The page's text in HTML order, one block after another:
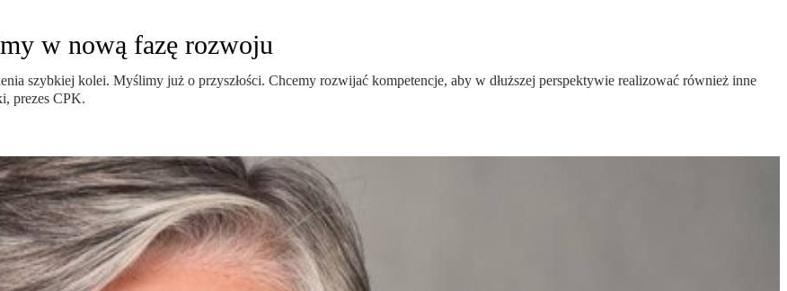
w nową fazę rozwoju
szybkiej kolei. Myślimy już o przyszłości. Chcemy rozwijać kompetencje, aby w dłuższej perspektywie realizować również inne
prezes CPK.